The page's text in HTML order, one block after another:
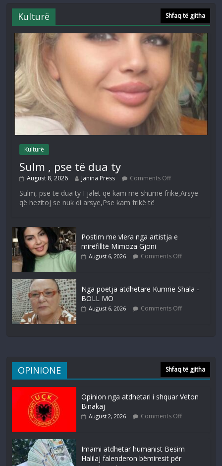
Kulturë Shfaq të gjitha
Kulturë
Sulm , pse të dua ty
August 8, 2026 Janina Press Comments Off
Sulm, pse të dua ty Fjalët që kam më shumë frikë,Arsye
që hezitoj se nuk di arsye,Pse kam frikë të
Postim me vlera nga artistja e
mirëfilltë Mimoza Gjoni
August 6, 2026 Comments Off
Nga poetja atdhetare Kumrie Shala -
BOLL MO
August 6, 2026 Comments Off
OPINIONE Shfaq të gjitha
Opinion nga atdhetari i shquar Veton
Binakaj
August 2, 2026 Comments Off
Imami atdhetar humanist Besim
Halilaj falenderon bëmiresit për